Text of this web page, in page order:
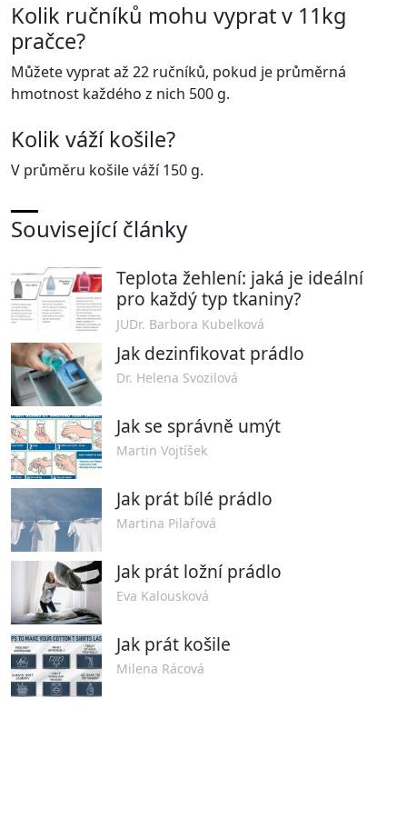
Kolik ručníků mohu vyprat v 11kg
pračce?
Můžete vyprat až 22 ručníků, pokud je průměrná
hmotnost každého z nich 500 g.
Kolik váží košile?
V průměru košile váží 150 g.
Související články
Teplota žehlení: jaká je ideální
pro každý typ tkaniny?
JUDr. Barbora Kubelková
Jak dezinfikovat prádlo
Dr. Helena Svozilová
Jak se správně umýt
Martin Vojtíšek
Jak prát bílé prádlo
Martina Pilařová
Jak prát ložní prádlo
Eva Kalousková
Jak prát košile
Milena Rácová